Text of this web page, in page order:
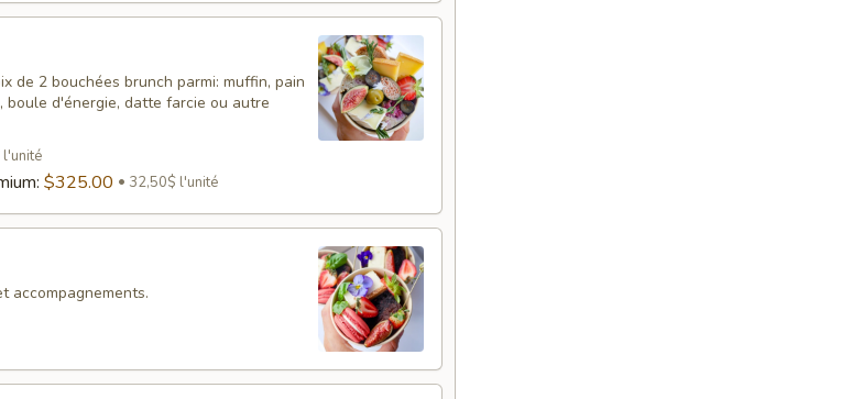
de 2 bouchées brunch parmi: muffin, pain
d'énergie, datte farcie ou autre
$325.00 32,50$ l'unité
accompagnements.